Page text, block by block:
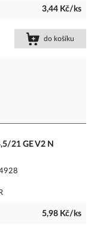
3,44 Kč/ks
do košíku
21 GE V2 N
5,98 Kč/ks